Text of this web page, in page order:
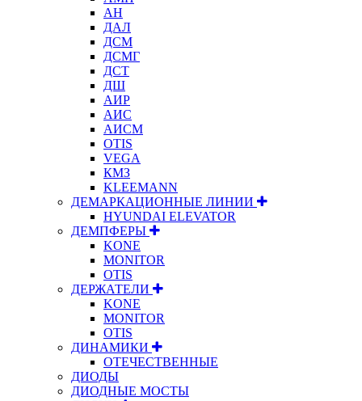
АН
ДАЛ
ДСМ
ДСМГ
ДСТ
ДШ
АИР
АИС
АИСМ
OTIS
VEGA
КМЗ
KLEEMANN
ДЕМАРКАЦИОННЫЕ ЛИНИИ
HYUNDAI ELEVATOR
ДЕМПФЕРЫ
KONE
MONITOR
OTIS
ДЕРЖАТЕЛИ
KONE
MONITOR
OTIS
ДИНАМИКИ
ОТЕЧЕСТВЕННЫЕ
ДИОДЫ
ДИОДНЫЕ МОСТЫ